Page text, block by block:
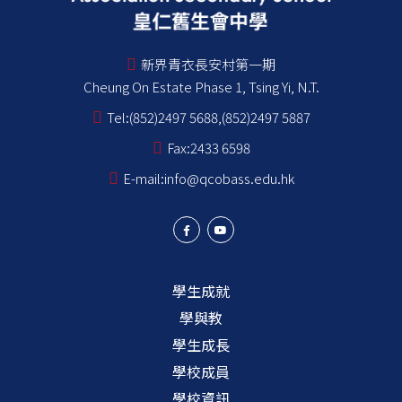
新界青衣長安村第一期
Cheung On Estate Phase 1, Tsing Yi, N.T.
Tel:(852)2497 5688,(852)2497 5887
Fax:2433 6598
E-mail:info@qcobass.edu.hk
學生成就
學與教
學生成長
學校成員